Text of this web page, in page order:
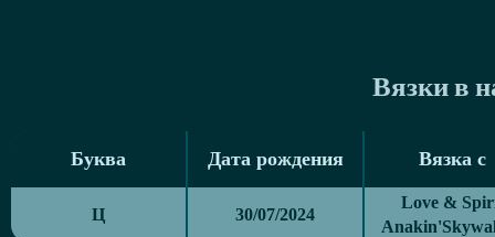
Вязки в
Буква Дата рождения Вязка с
Буква Дата рождения Вязка с
Ц 30/07/2024
Love &